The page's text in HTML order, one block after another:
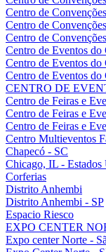
Centro de
Centro de
Centro de
Centro de Eventos do
Centro de Eventos do
Centro de Eventos do
CENTRO DE
Centro de Feiras e
Centro de Feiras e
Centro de Feiras e
Centro Multieventos
Chapecó - SC
Chicago, IL - Estados
Corferias
Distrito Anhembi
Distrito Anhembi - SP
Espacio Riesco
EXPO CENTER
Expo center Norte -